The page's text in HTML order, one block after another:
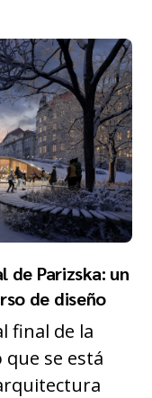
de Parizska: un
de diseño
final de la
que se está